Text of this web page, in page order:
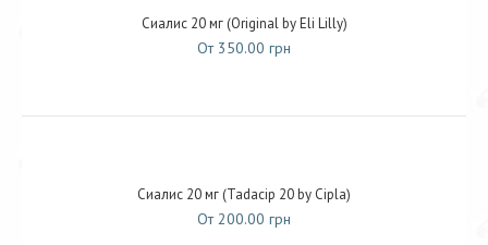
Сиалис 20 мг (Original by Eli Lilly)
От 350.00 грн
Сиалис 20 мг (Tadacip 20 by Cipla)
От 200.00 грн